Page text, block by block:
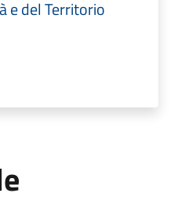
e del Territorio